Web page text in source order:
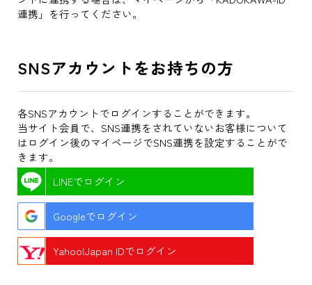
連携」を行ってください。
SNSアカウントをお持ちの方
各SNSアカウントでログインすることができます。
当サイト会員で、SNS連携をされていないお客様について
はログイン後のマイページでSNS連携を設定することがで
きます。
LINEでログイン
Googleでログイン
Yahoo!Japan IDでログイン